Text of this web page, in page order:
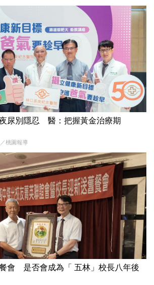
尿別隱忍 醫：把握黃金治療期
桃園報導
會 是否會成為「 五林」校長八年後